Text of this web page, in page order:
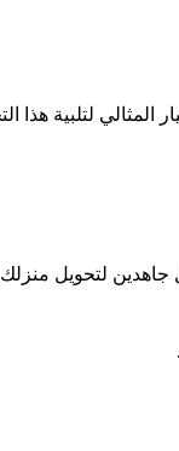
لتلبية هذا
جاهدين لتحويل